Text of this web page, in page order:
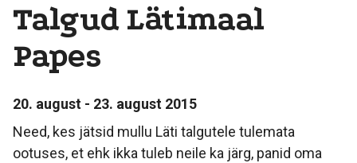
Talgud Lätimaal
Papes
20. august - 23. august 2015
Need, kes jätsid mullu Läti talgutele tulemata
ootuses, et ehk ikka tuleb neile ka järg, panid oma